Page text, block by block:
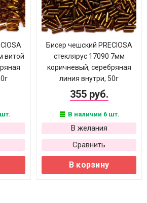
витой
Бисер чешский PRECIOSA
стеклярус 17090 7мм
коричневый, серебряная
линия внутри, 50г
355 руб.
В наличии 6 шт.
В желания
Сравнить
В корзину